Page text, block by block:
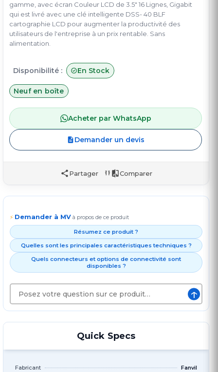
gamme, avec écran Couleur LCD de 3.5" 16 Lignes, Gigabit
qui est livré avec une clé intelligente DSS- 40 BLF
cartographie LCD pour augmenter la productivité des
utilisateurs de l'entreprise à un prix rentable. Sans
alimentation.
Disponibilité : En Stock
Neuf en boîte
Acheter par WhatsApp
Demander un devis
Partager Comparer
⚡ Demander à MV à propos de ce produit
Résumez ce produit ?
Quelles sont les principales caractéristiques techniques ?
Quels connecteurs et options de connectivité sont
disponibles ?
↑
Quick Specs
Fabricant Fanvil